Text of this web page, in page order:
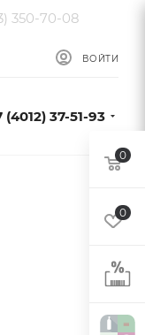
350-70-08
ВОЙТИ
(4012) 37-51-93
0
0